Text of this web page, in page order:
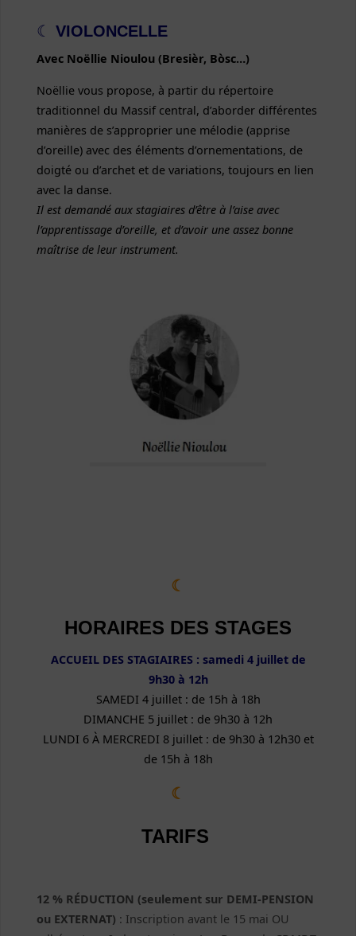
☾ VIOLONCELLE
Avec Noëllie Nioulou (Bresièr, Bòsc…)
Noëllie vous propose, à partir du répertoire
traditionnel du Massif central, d’aborder différentes
manières de s’approprier une mélodie (apprise
d’oreille) avec des éléments d’ornementations, de
doigté ou d’archet et de variations, toujours en lien
avec la danse.
Il est demandé aux stagiaires d’être à l’aise avec
l’apprentissage d’oreille, et d’avoir une assez bonne
maîtrise de leur instrument.
☾
HORAIRES DES STAGES
ACCUEIL DES STAGIAIRES : samedi 4 juillet de
9h30 à 12h
SAMEDI 4 juillet : de 15h à 18h
DIMANCHE 5 juillet : de 9h30 à 12h
LUNDI 6 À MERCREDI 8 juillet : de 9h30 à 12h30 et
de 15h à 18h
☾
TARIFS
12 % RÉDUCTION (seulement sur DEMI-PENSION
ou EXTERNAT) : Inscription avant le 15 mai OU